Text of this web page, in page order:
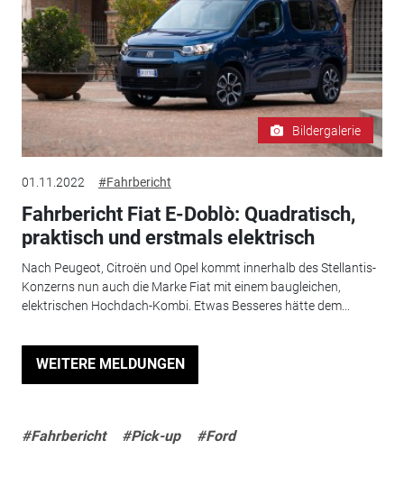
Bildergalerie
01.11.2022 #Fahrbericht
Fahrbericht Fiat E-Doblò: Quadratisch,
praktisch und erstmals elektrisch
Nach Peugeot, Citroën und Opel kommt innerhalb des Stellantis-
Konzerns nun auch die Marke Fiat mit einem baugleichen,
elektrischen Hochdach-Kombi. Etwas Besseres hätte dem...
WEITERE MELDUNGEN
#Fahrbericht #Pick-up #Ford